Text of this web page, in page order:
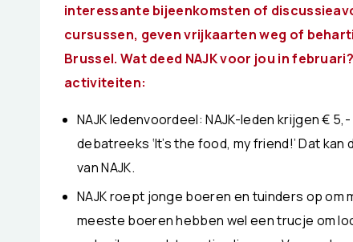
interessante bijeenkomsten of
cursussen, geven vrijkaarten weg of
Brussel. Wat deed NAJK voor jou in
activiteiten:
NAJK ledenvoordeel: NAJK-leden krijgen €
debatreeks ‘It’s the food, my friend!’ Dat
van NAJK.
NAJK roept jonge boeren en tuinders op om
meeste boeren hebben wel een trucje om